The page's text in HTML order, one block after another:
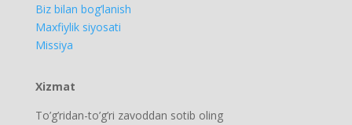
Biz bilan bog’lanish
Maxfiylik siyosati
Missiya
Xizmat
To’g’ridan-to’g’ri zavoddan sotib oling